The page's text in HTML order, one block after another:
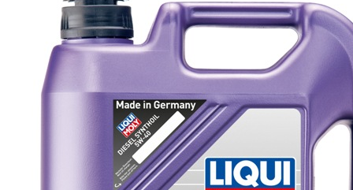
12 350 тг.
Масло моторное LIQUI MOLY
SYNTHOIL-HT 5w40 1л 1855